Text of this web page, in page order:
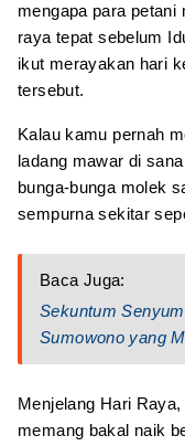
mengapa para petani
raya tepat sebelum
ikut merayakan hari
tersebut.
Kalau kamu pernah
ladang mawar di
bunga-bunga molek
sempurna sekitar
Baca Juga:
Sekuntum
Sumowono yang
Menjelang Hari
memang bakal naik